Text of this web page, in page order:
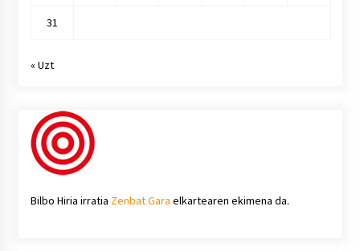
31
« Uzt
Bilbo Hiria irratia Zenbat Gara elkartearen ekimena da.